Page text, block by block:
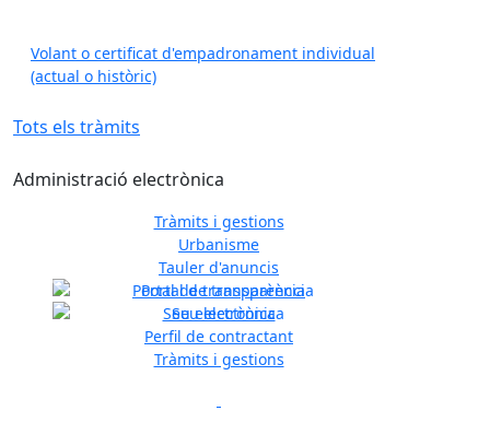
Volant o certificat d'empadronament individual
(actual o històric)
Tots els tràmits
Administració electrònica
Tràmits i gestions
Urbanisme
Tauler d'anuncis
Portal de transparència
Seu electrònica
Perfil de contractant
Previous
Tràmits i gestions